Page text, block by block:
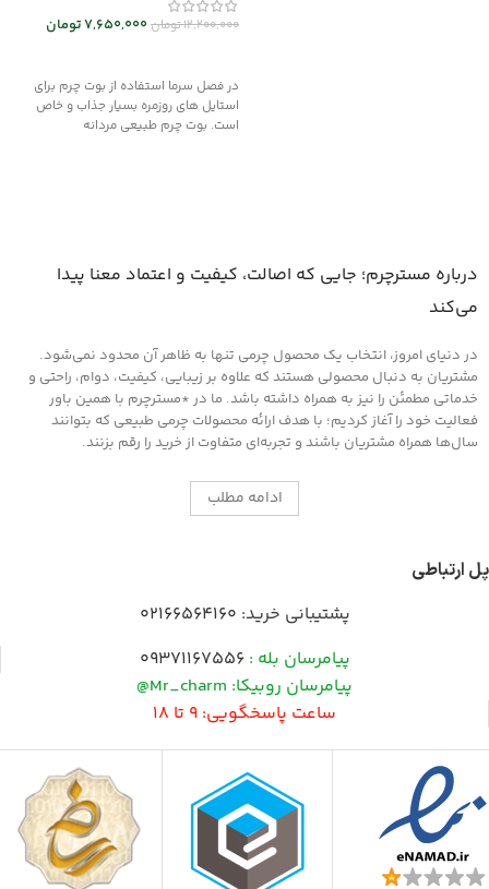
12,200,000تومان7,650,000تومان
در فصل سرما استفاده از بوت چرم برای
استایل های روزمره بسیار جذاب و خاص
است. بوت چرم طبیعی مردانه
درباره مسترچرم؛ جایی که اصالت، کیفیت و اعتماد معنا پیدا
می‌کند
در دنیای امروز، انتخاب یک محصول چرمی تنها به ظاهر آن محدود نمی‌شود.
مشتریان به دنبال محصولی هستند که علاوه بر زیبایی، کیفیت، دوام، راحتی و
خدماتی مطمئن را نیز به همراه داشته باشد. ما در *مسترچرم با همین باور
فعالیت خود را آغاز کردیم؛ با هدف ارائه محصولات چرمی طبیعی که بتوانند
سال‌ها همراه مشتریان باشند و تجربه‌ای متفاوت از خرید را رقم بزنند.
ادامه مطلب
پل ارتباطی
پشتیبانی خرید: 02166564160
پیامرسان بله : 09371167556
پیامرسان روبیکا: Mr_charm@
ساعت پاسخگویی: 9 تا 18